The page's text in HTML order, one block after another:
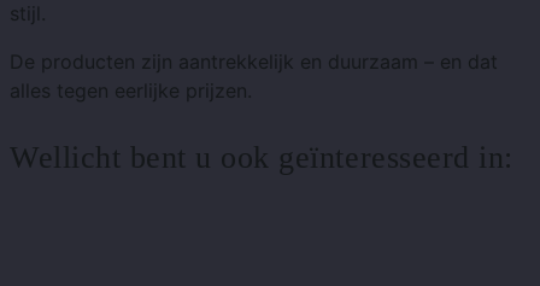
stijl.
De producten zijn aantrekkelijk en duurzaam – en dat
alles tegen eerlijke prijzen.
Wellicht bent u ook geïnteresseerd in: